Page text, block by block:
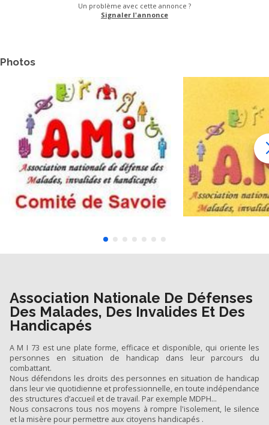
Un problème avec cette annonce ?
Signaler l'annonce
Photos
Association Nationale De Défenses
Des Malades, Des Invalides Et Des
Handicapés
A M I 73 est une plate forme, efficace et disponible, qui oriente les
personnes en situation de handicap dans leur parcours du
combattant.
Nous défendons les droits des personnes en situation de handicap
dans leur vie quotidienne et professionnelle, en toute indépendance
des structures d’accueil et de travail. Par exemple MDPH…
Nous consacrons tous nos moyens à rompre l'isolement, le silence
et la misère pour permettre aux citoyens handicapés .